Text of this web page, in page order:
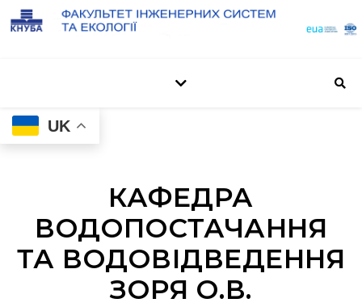
UK
КАФЕДРА
ВОДОПОСТАЧАННЯ
ТА ВОДОВІДВЕДЕННЯ
ЗОРЯ О.В.